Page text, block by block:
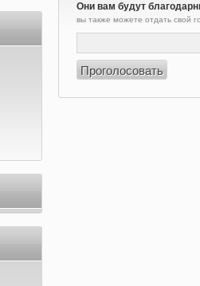
Они вам будут
вы также можете отдать свой